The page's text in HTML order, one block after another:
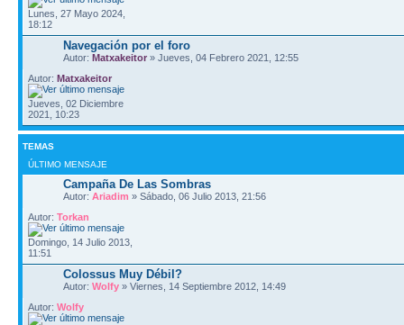
Lunes, 27 Mayo 2024,
18:12
Navegación por el foro
Autor: Matxakeitor » Jueves, 04 Febrero 2021, 12:55
Autor: Matxakeitor
Jueves, 02 Diciembre
2021, 10:23
TEMAS
ÚLTIMO MENSAJE
Campaña De Las Sombras
Autor: Ariadim » Sábado, 06 Julio 2013, 21:56
Autor: Torkan
Domingo, 14 Julio 2013,
11:51
Colossus Muy Débil?
Autor: Wolfy » Viernes, 14 Septiembre 2012, 14:49
Autor: Wolfy